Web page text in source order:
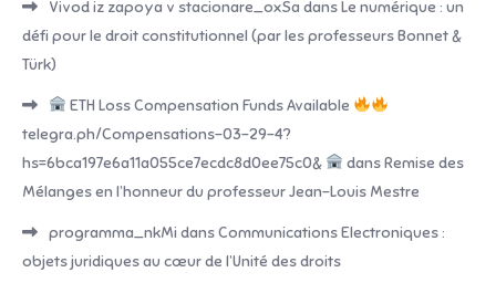
Vivod iz zapoya v stacionare_oxSa dansLe numérique : un
défi pour le droit constitutionnel (par les professeurs Bonnet &
Türk)
ETH Loss Compensation Funds Available
telegra.ph/Compensations-03-29-4?
hs=6bca197e6a11a055ce7ecdc8d0ee75c0&
dansRemise des
Mélanges en l’honneur du professeur Jean-Louis Mestre
programma_nkMi dansCommunications Electroniques :
objets juridiques au cœur de l’Unité des droits